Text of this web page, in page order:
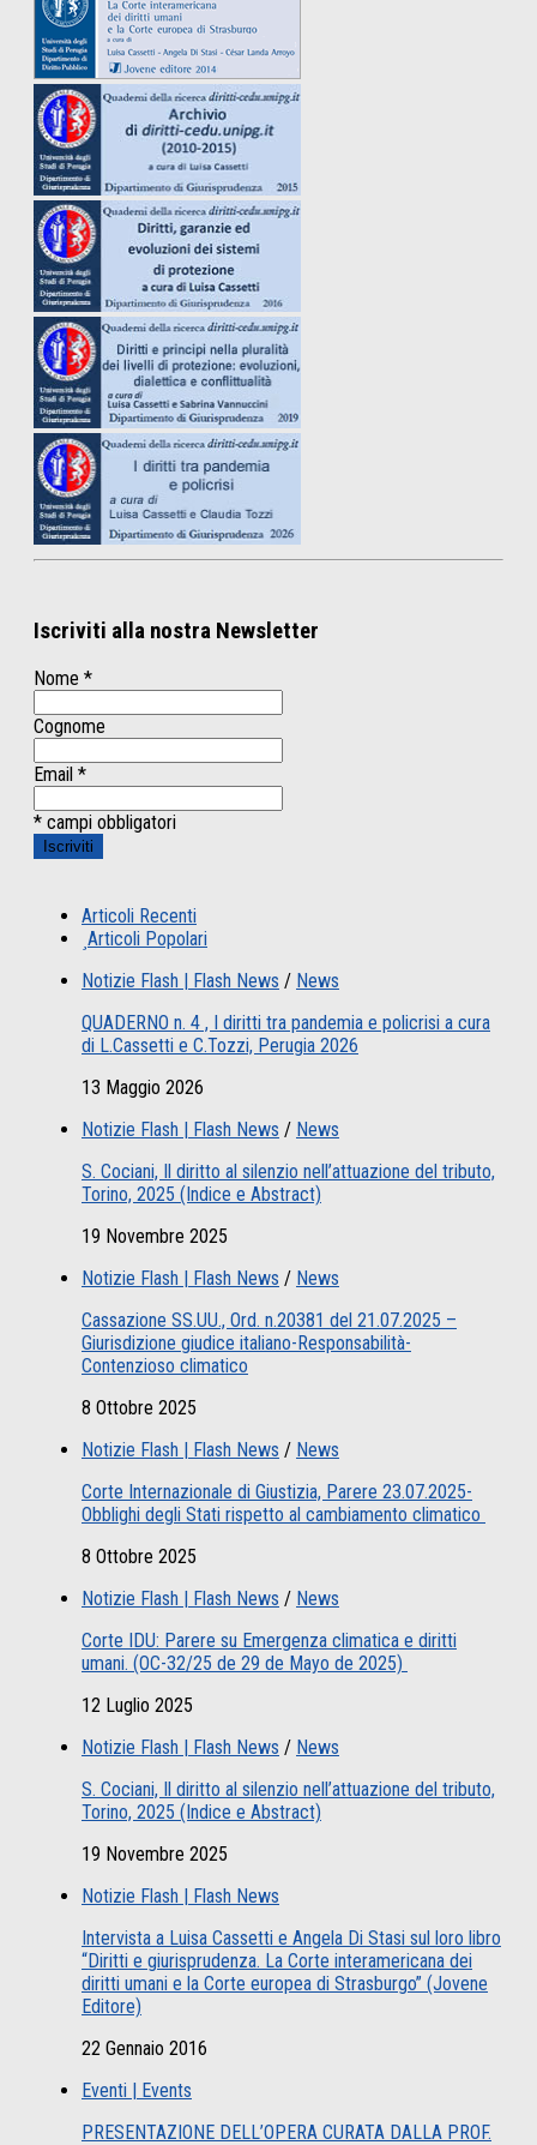
Iscriviti alla nostra Newsletter
Nome *
Cognome
Email *
* campi obbligatori
Articoli Recenti
Articoli Popolari
Notizie Flash | Flash News / News
QUADERNO n. 4 , I diritti tra pandemia e policrisi a cura
di L.Cassetti e C.Tozzi, Perugia 2026
13 Maggio 2026
Notizie Flash | Flash News / News
S. Cociani, Il diritto al silenzio nell’attuazione del tributo,
Torino, 2025 (Indice e Abstract)
19 Novembre 2025
Notizie Flash | Flash News / News
Cassazione SS.UU., Ord. n.20381 del 21.07.2025 –
Giurisdizione giudice italiano-Responsabilità-
Contenzioso climatico
8 Ottobre 2025
Notizie Flash | Flash News / News
Corte Internazionale di Giustizia, Parere 23.07.2025-
Obblighi degli Stati rispetto al cambiamento climatico
8 Ottobre 2025
Notizie Flash | Flash News / News
Corte IDU: Parere su Emergenza climatica e diritti
umani. (OC-32/25 de 29 de Mayo de 2025)
12 Luglio 2025
Notizie Flash | Flash News / News
S. Cociani, Il diritto al silenzio nell’attuazione del tributo,
Torino, 2025 (Indice e Abstract)
19 Novembre 2025
Notizie Flash | Flash News
Intervista a Luisa Cassetti e Angela Di Stasi sul loro libro
“Diritti e giurisprudenza. La Corte interamericana dei
diritti umani e la Corte europea di Strasburgo” (Jovene
Editore)
22 Gennaio 2016
Eventi | Events
PRESENTAZIONE DELL’OPERA CURATA DALLA PROF.